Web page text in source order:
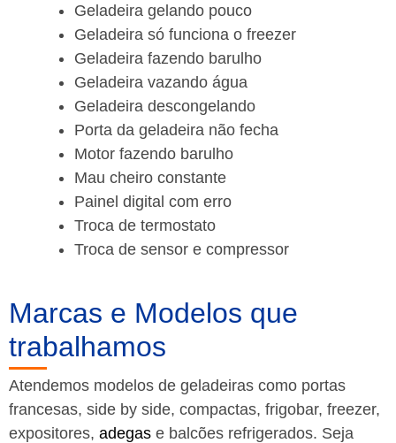
Geladeira gelando pouco
Geladeira só funciona o freezer
Geladeira fazendo barulho
Geladeira vazando água
Geladeira descongelando
Porta da geladeira não fecha
Motor fazendo barulho
Mau cheiro constante
Painel digital com erro
Troca de termostato
Troca de sensor e compressor
Marcas e Modelos que
trabalhamos
Atendemos modelos de geladeiras como portas
francesas, side by side, compactas, frigobar, freezer,
expositores, adegas e balcões refrigerados. Seja